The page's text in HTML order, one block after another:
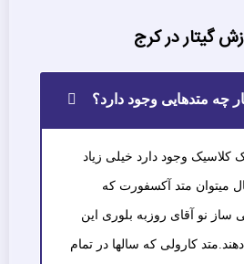
گیتار در کرج
چه متدهایی وجود دارد؟
کلاسیک وجود دارد خیلی زیاد
میتوان متد آکسفورت که
نو آقای روزبه بلوری این
کارولی که سالها در تمام